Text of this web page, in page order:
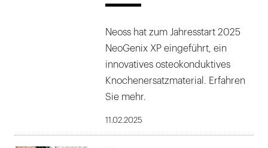
Neoss hat zum Jahresstart 2025
NeoGenix XP eingeführt, ein
innovatives osteokonduktives
Knochenersatzmaterial. Erfahren
Sie mehr.
11.02.2025